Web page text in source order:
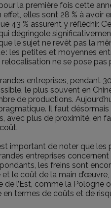
la première fois cette
effet, elles sont 28 % à avoir
43 % assurent y réfléchir.
dégringole
le sujet ne revêt pas la
: les petites et moyennes
ne se pose pas
entreprises, pendant
le plus souvent en
de productions.
Il faut
avec plus de proximité, en
important de noter que
entreprises
les freins sont
le coût de la main
de l’Est, comme la
en termes de coûts et de